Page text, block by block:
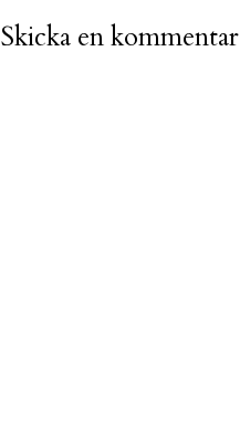
Skicka en kommentar